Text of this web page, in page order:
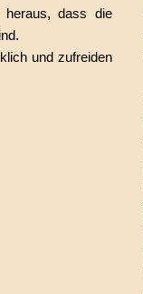
dass die
und zufreiden